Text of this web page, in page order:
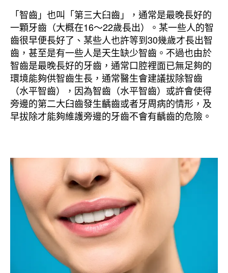
「智齒」也叫「第三大臼齒」，通常是最晚長好的
一顆牙齒（大概在16～22歲長出）。某一些人的智
齒很早便長好了、某些人也許等到30幾歲才長出智
齒，甚至是有一些人是天生缺少智齒。不過也由於
智齒是最晚長好的牙齒，通常口腔裡面已無足夠的
環境能夠供智齒生長，通常醫生會建議拔除智齒
（水平智齒），因為智齒（水平智齒）或許會使得
旁邊的第二大臼齒發生齲齒或者牙周病的情形，及
早拔除才能夠維護旁邊的牙齒不會有齲齒的危險。